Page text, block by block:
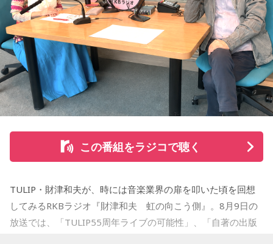
【小山宙哉プロフィール】
1978年生 京都府出身 京都市立銅駝美術工芸高等学校（現：
京都市立美術工芸高等学校）、大阪市立デザイン教育研究所
卒業。デザイン会社勤務を経て、「モーニング」に持ち込み
をした『ジジジイ』で第14回MANGA OPEN審査委員賞（わ
たせせいぞう賞）受賞。『劇団JET’S』で第15回MANGA
OPEN大賞受賞。2006年『ハルジャン』『ジジジイ-GGG-』
を連載。
2007年12月、初の週刊連載作品『宇宙兄弟』連載開始。同作
で2010年 第56回小学館漫画賞一般向け部門、2011年 第35回
講談社漫画賞一般部門、2014年 手塚治虫文化賞読者賞を受
賞。TVアニメ、実写映画等、多くのメディアミックスを果た
この番組をラジコで聴く
TULIP・財津和夫が、時には音楽業界の扉を叩いた頃を回想
してみるRKBラジオ『財津和夫 虹の向こう側』。8月9日の
放送では、「TULIP55周年ライブの可能性」、「自著の出版